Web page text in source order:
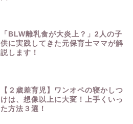
「BLW離乳食が大炎上？」2人の子
供に実践してきた元保育士ママが解
説します！
【２歳差育児】ワンオペの寝かしつ
けは、想像以上に大変！上手くいっ
た方法３選！